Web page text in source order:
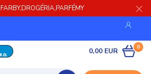
FARBY,DROGÉRIA,PARFÉMY
0
0,00 EUR